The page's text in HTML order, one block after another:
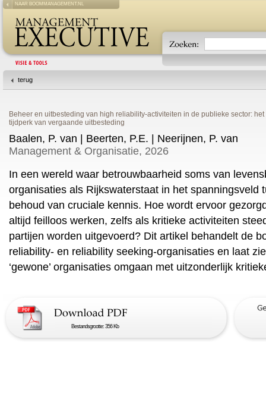
NAAR BOOMMANAGEMENT.NL
terug
Beheer en uitbesteding van high reliability-activiteiten in de publieke sector:
tijdperk van vergaande uitbesteding
Baalen, P. van | Beerten, P.E. | Neerijnen, P. van
Management & Organisatie, 2026
In een wereld waar betrouwbaarheid soms van
organisaties als Rijkswaterstaat in het spanningsveld
behoud van cruciale kennis. Hoe wordt ervoor
altijd feilloos werken, zelfs als kritieke activiteiten
partijen worden uitgevoerd? Dit artikel behandelt de
reliability- en reliability seeking-organisaties en laat
‘gewone’ organisaties omgaan met uitzonderlijk
Bestandsgrootte: 356 Kb